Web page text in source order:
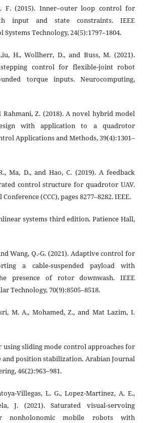
F. (2015). Inner–outer loop control for
input and state constraints. IEEE
Technology, 24(5):1797–1804.
H., Wollherr, D., and Buss, M. (2021).
control for flexible-joint robot
torque inputs. Neurocomputing,
Rahmani, Z. (2018). A novel hybrid model
with application to a quadrotor
Applications and Methods, 39(4):1301–
Ma, D., and Hao, C. (2019). A feedback
control structure for quadrotor UAV.
(CCC), pages 8277–8282. IEEE.
systems third edition. Patience Hall,
Wang, Q.-G. (2021). Adaptive control for
a cable-suspended payload with
presence of rotor downwash. IEEE
Technology, 70(9):8505–8518.
M. A., Mohamed, Z., and Mat Lazim, I.
sliding mode control approaches for
position stabilization. Arabian Journal
46(2):963–981.
Villegas, L. G., Lopez-Martinez, A. E.,
J. (2021). Saturated visual-servoing
nonholonomic mobile robots with